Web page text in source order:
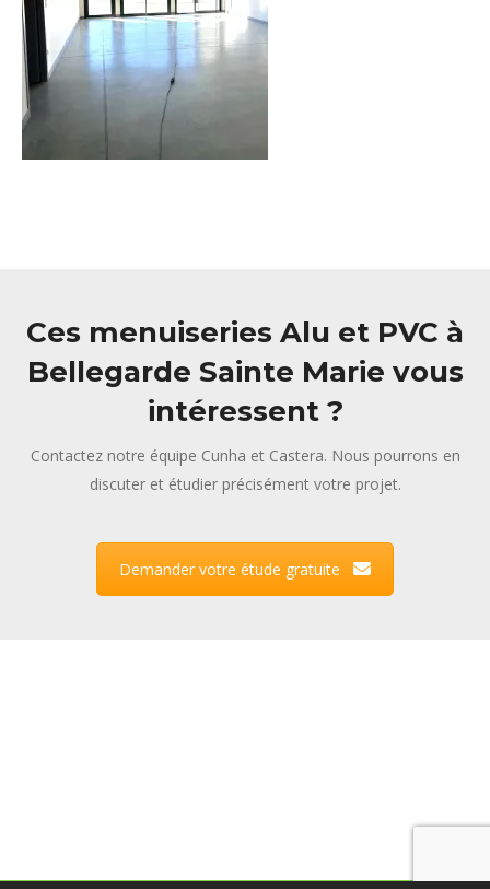
Ces menuiseries Alu et PVC à
Bellegarde Sainte Marie vous
intéressent ?
Contactez notre équipe Cunha et Castera. Nous pourrons en
discuter et étudier précisément votre projet.
Demander votre étude gratuite